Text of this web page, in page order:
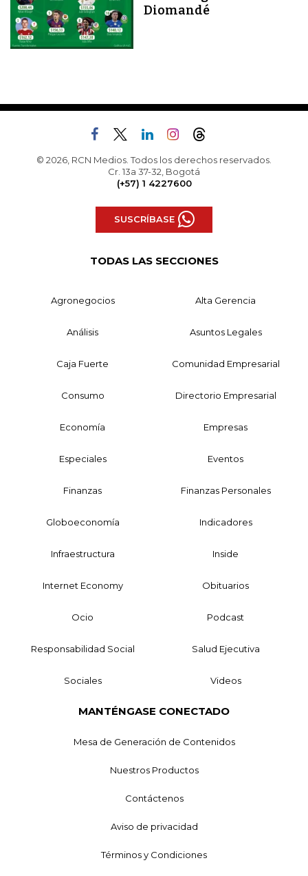
Diomandé
© 2026, RCN Medios. Todos los derechos reservados.
Cr. 13a 37-32, Bogotá
(+57) 1 4227600
SUSCRÍBASE
TODAS LAS SECCIONES
Agronegocios Alta Gerencia
Análisis Asuntos Legales
Caja Fuerte Comunidad Empresarial
Consumo Directorio Empresarial
Economía Empresas
Especiales Eventos
Finanzas Finanzas Personales
Globoeconomía Indicadores
Infraestructura Inside
Internet Economy Obituarios
Ocio Podcast
Responsabilidad Social Salud Ejecutiva
Sociales Videos
MANTÉNGASE CONECTADO
Mesa de Generación de Contenidos
Nuestros Productos
Contáctenos
Aviso de privacidad
Términos y Condiciones